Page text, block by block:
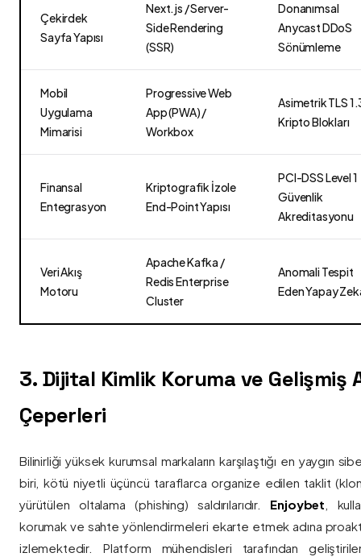
Çekirdek
Sayfa Yapısı
Next.js / Server-
Side Rendering
(SSR)
Donanımsal
Anycast DDoS
Sönümleme
Mobil
Uygulama
Mimarisi
Progressive Web
App (PWA) /
Workbox
Asimetrik TLS
Kripto Blokları
Finansal
Entegrasyon
Kriptografik İzole
End-Point Yapısı
PCI-DSS Level 1
Güvenlik
Akreditasyonu
Veri Akış
Motoru
Apache Kafka /
Redis Enterprise
Cluster
Anomali Tespit
Eden Yapay
3. Dijital Kimlik Koruma ve Gelişmiş
Çeperleri
Bilinirliği yüksek kurumsal markaların karşılaştığı en yaygın
biri, kötü niyetli üçüncü taraflarca organize edilen taklit
yürütülen oltalama (phishing) saldırılarıdır. Enjoybet ,
korumak ve sahte yönlendirmeleri ekarte etmek adına
izlemektedir. Platform mühendisleri tarafından